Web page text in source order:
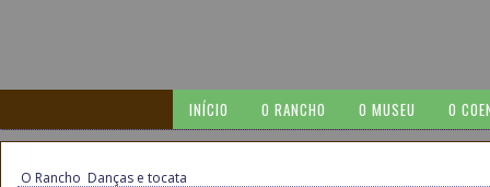
INÍCIO O RANCHO O MUSEU O
O Rancho Danças e tocata